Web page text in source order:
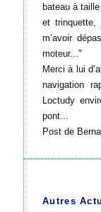
bateau à
et trinquette,
m’avoir
moteur..."
Merci à lui
navigation
Loctudy
pont...
Post de
Autres